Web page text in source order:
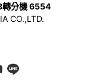
轉分機 6554
CO.,LTD.